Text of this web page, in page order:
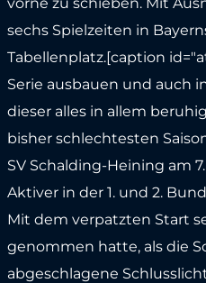
sechs Spielzeiten in
Tabellenplatz.[caption
Serie ausbauen und auch
dieser alles in allem
bisher schlechtesten
SV Schalding-Heining am
Aktiver in der 1. und 2.
Mit dem verpatzten Start
genommen hatte, als die
abgeschlagene